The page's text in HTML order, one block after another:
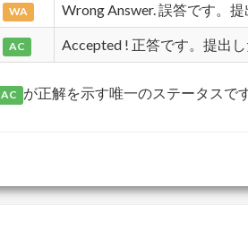
WA Wrong Answer. 誤答です。
AC Accepted ! 正答です。提出
AC が正解を示す唯一のステータスで